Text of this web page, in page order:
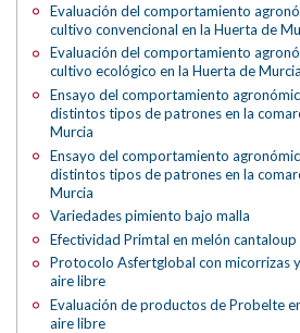
Evaluación del comportamiento
cultivo convencional en la Huerta de
Evaluación del comportamiento
cultivo ecológico en la Huerta de Murcia
Ensayo del comportamiento
distintos tipos de patrones en la
Murcia
Ensayo del comportamiento
distintos tipos de patrones en la
Murcia
Variedades pimiento bajo malla
Efectividad Primtal en melón cantaloup
Protocolo Asfertglobal con micorrizas
aire libre
Evaluación de productos de Probelte
aire libre